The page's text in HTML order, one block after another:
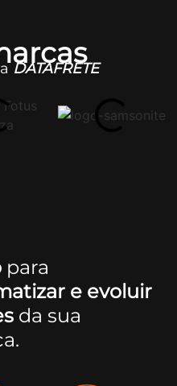
DATAFRETE
para
e evoluir
da sua